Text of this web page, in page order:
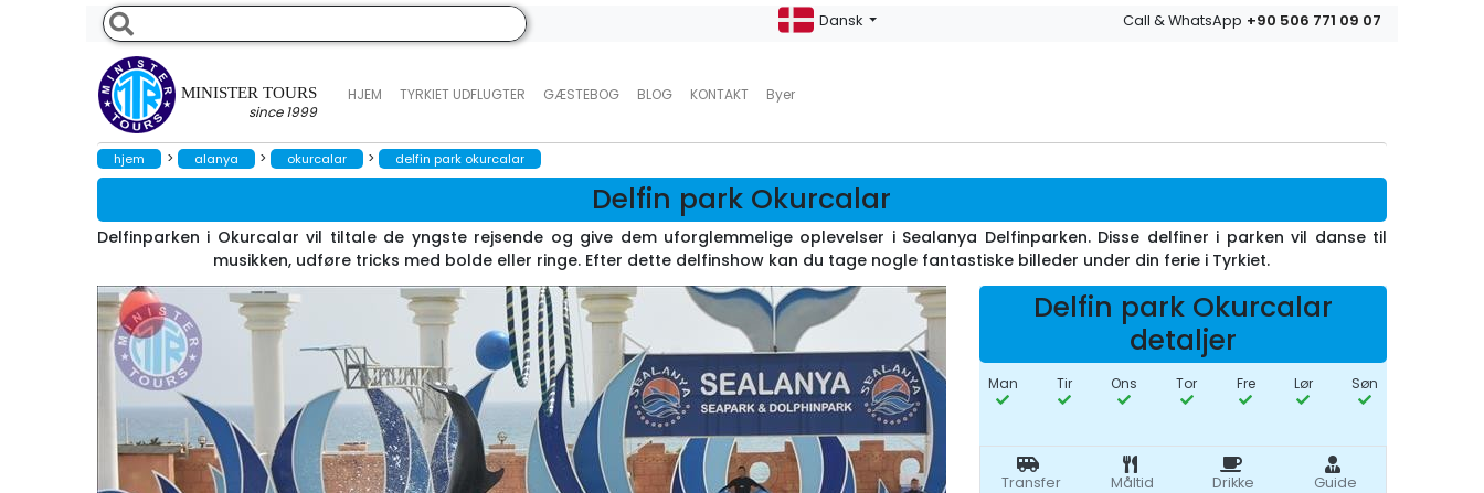
MINISTER TOURS
since 1999
HJEM TYRKIET UDFLUGTER GÆSTEBOG BLOG KONTAKT Byer
Dansk Call & WhatsApp +90 506 771 09 07
hjem > alanya > okurcalar > delfin park okurcalar
Delfin park Okurcalar
Delfinparken i Okurcalar vil tiltale de yngste rejsende og give dem uforglemmelige oplevelser i Sealanya Delfinparken. Disse delfiner i parken vil danse til
musikken, udføre tricks med bolde eller ringe. Efter dette delfinshow kan du tage nogle fantastiske billeder under din ferie i Tyrkiet.
Delfin park Okurcalar
detaljer
Man Tir Ons Tor Fre Lør Søn
Transfer Måltid Drikke Guide